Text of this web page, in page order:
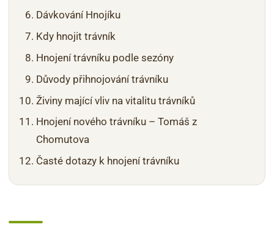
Dávkování Hnojíku
Kdy hnojit trávník
Hnojení trávníku podle sezóny
Důvody přihnojování trávníku
Živiny mající vliv na vitalitu trávníků
Hnojení nového trávníku – Tomáš z
Chomutova
Časté dotazy k hnojení trávníku